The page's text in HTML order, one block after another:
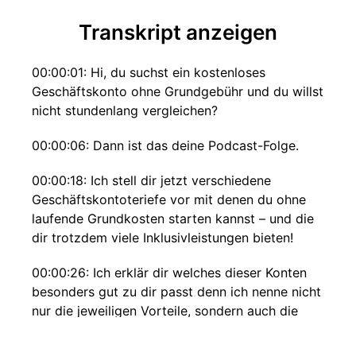
Transkript anzeigen
00:00:01: Hi, du suchst ein kostenloses
Geschäftskonto ohne Grundgebühr und du willst
nicht stundenlang vergleichen?
00:00:06: Dann ist das deine Podcast-Folge.
00:00:18: Ich stell dir jetzt verschiedene
Geschäftskontoteriefe vor mit denen du ohne
laufende Grundkosten starten kannst – und die
dir trotzdem viele Inklusivleistungen bieten!
00:00:26: Ich erklär dir welches dieser Konten
besonders gut zu dir passt denn ich nenne nicht
nur die jeweiligen Vorteile, sondern auch die